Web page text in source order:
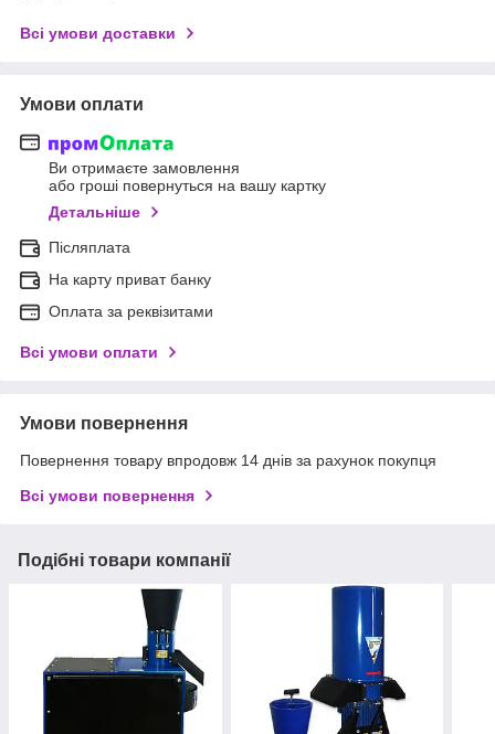
Всі умови доставки
Умови оплати
Ви отримаєте замовлення
або гроші повернуться на вашу картку
Детальніше
Післяплата
На карту приват банку
Оплата за реквізитами
Всі умови оплати
Умови повернення
Повернення товару впродовж 14 днів за рахунок покупця
Всі умови повернення
Подібні товари компанії